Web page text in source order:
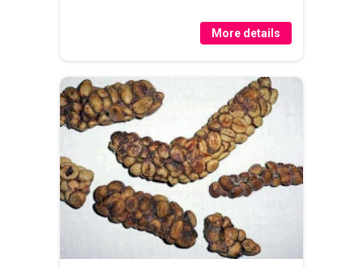
More details